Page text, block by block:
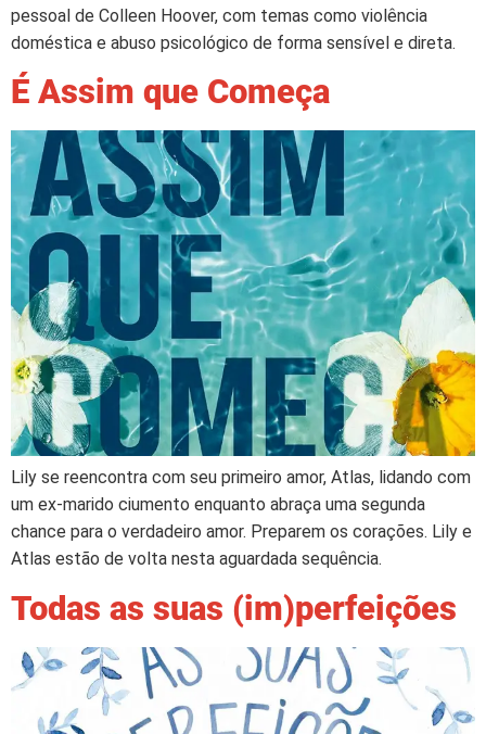
pessoal de Colleen Hoover, com temas como violência
doméstica e abuso psicológico de forma sensível e direta.
É Assim que Começa
Lily se reencontra com seu primeiro amor, Atlas, lidando com
um ex-marido ciumento enquanto abraça uma segunda
chance para o verdadeiro amor. Preparem os corações. Lily e
Atlas estão de volta nesta aguardada sequência.
Todas as suas (im)perfeições